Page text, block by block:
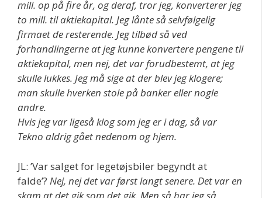
mill. op på fire år, og deraf, tror jeg, konverterer jeg
to mill. til aktiekapital. Jeg lånte så selvfølgelig
firmaet de resterende. Jeg tilbød så ved
forhandlingerne at jeg kunne konvertere pengene til
aktiekapital, men nej, det var forudbestemt, at jeg
skulle lukkes. Jeg må sige at der blev jeg klogere;
man skulle hverken stole på banker eller nogle
andre.
Hvis jeg var ligeså klog som jeg er i dag, så var
Tekno aldrig gået nedenom og hjem.
JL: ’Var salget for legetøjsbiler begyndt at
falde’? Nej, nej det var først langt senere. Det var en